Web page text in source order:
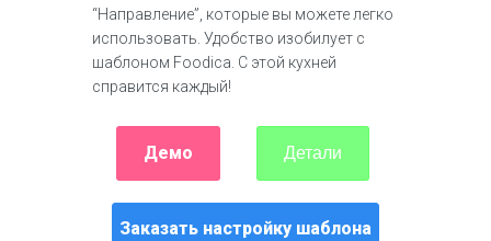
“Направление”, которые вы можете легко
использовать. Удобство изобилует с
шаблоном Foodica. С этой кухней
справится каждый!
Демо Детали
Заказать настройку шаблона